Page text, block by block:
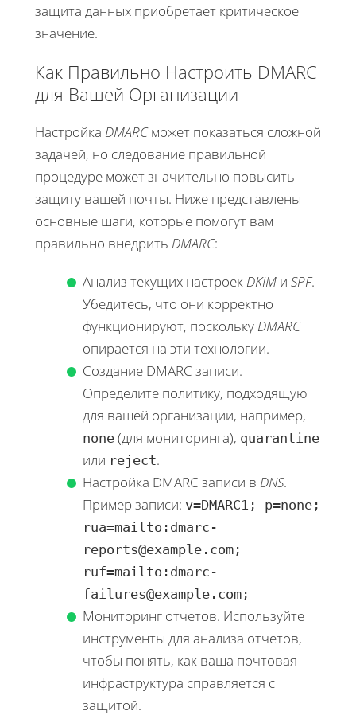
защита данных приобретает критическое
значение.
Как Правильно Настроить DMARC
для Вашей Организации
Настройка DMARCможет показаться сложной
задачей, но следование правильной
процедуре может значительно повысить
защиту вашей почты. Ниже представлены
основные шаги, которые помогут вам
правильно внедрить DMARC:
Анализ текущих настроек DKIM и SPF.
Убедитесь, что они корректно
функционируют, поскольку DMARC
опирается на эти технологии.
Создание DMARC записи.
Определите политику, подходящую
для вашей организации, например,
none (для мониторинга), quarantine
или reject.
Настройка DMARC записи в DNS.
Пример записи: v=DMARC1; p=none;
rua=mailto:dmarc-
reports@example.com;
ruf=mailto:dmarc-
failures@example.com;
Мониторинг отчетов. Используйте
инструменты для анализа отчетов,
чтобы понять, как ваша почтовая
инфраструктура справляется с
защитой.